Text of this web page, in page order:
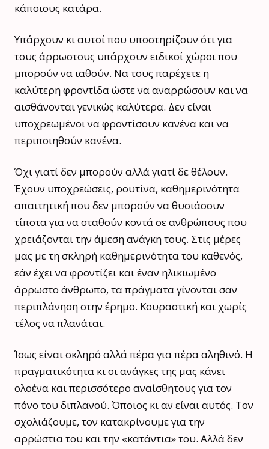
κάποιους κατάρα.
Υπάρχουν κι αυτοί που υποστηρίζουν ότι για
τους άρρωστους υπάρχουν ειδικοί χώροι που
μπορούν να ιαθούν. Να τους παρέχετε η
καλύτερη φροντίδα ώστε να αναρρώσουν και να
αισθάνονται γενικώς καλύτερα. Δεν είναι
υποχρεωμένοι να φροντίσουν κανένα και να
περιποιηθούν κανένα.
Όχι γιατί δεν μπορούν αλλά γιατί δε θέλουν.
Έχουν υποχρεώσεις, ρουτίνα, καθημερινότητα
απαιτητική που δεν μπορούν να θυσιάσουν
τίποτα για να σταθούν κοντά σε ανθρώπους που
χρειάζονται την άμεση ανάγκη τους. Στις μέρες
μας με τη σκληρή καθημερινότητα του καθενός,
εάν έχει να φροντίζει και έναν ηλικιωμένο
άρρωστο άνθρωπο, τα πράγματα γίνονται σαν
περιπλάνηση στην έρημο. Κουραστική και χωρίς
τέλος να πλανάται.
Ίσως είναι σκληρό αλλά πέρα για πέρα αληθινό. Η
πραγματικότητα κι οι ανάγκες της μας κάνει
ολοένα και περισσότερο αναίσθητους για τον
πόνο του διπλανού. Όποιος κι αν είναι αυτός. Τον
σχολιάζουμε, τον κατακρίνουμε για την
αρρώστια του και την «κατάντια» του. Αλλά δεν